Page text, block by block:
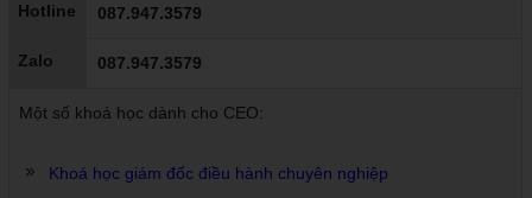
Hotline 087.947.3579
Zalo 087.947.3579
Một số khoá học dành cho CEO:
Khoá học giám đốc điều hành chuyên nghiệp